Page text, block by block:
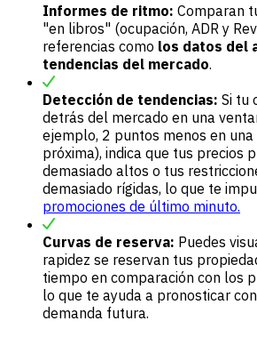
Informes de ritmo: Comparan
"en libros" (ocupación, ADR y
referencias como los datos del
tendencias del mercado.
Detección de tendencias: Si tu
detrás del mercado en una
ejemplo, 2 puntos menos en
próxima), indica que tus precios
demasiado altos o tus
demasiado rígidas, lo que te
promociones de último minuto.
Curvas de reserva: Puedes
rapidez se reservan tus
tiempo en comparación con los
lo que te ayuda a pronosticar
demanda futura.